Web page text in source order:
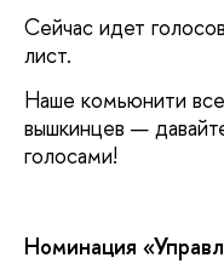
Сейчас идет
лист.
Наше комьюнити
вышкинцев —
голосами!
Номинация